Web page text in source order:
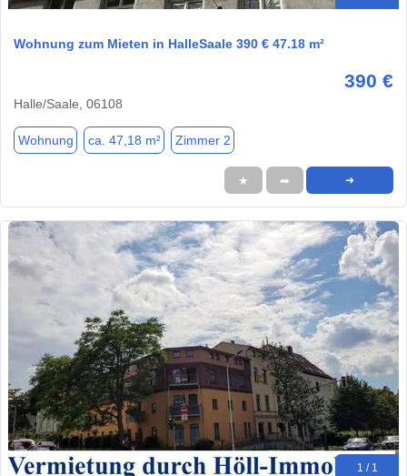
Wohnung zum Mieten in HalleSaale 390 € 47.18 m²
390 €
Halle/Saale, 06108
Wohnung ca. 47,18 m² Zimmer 2
★ ➦ ➜
1 / 1